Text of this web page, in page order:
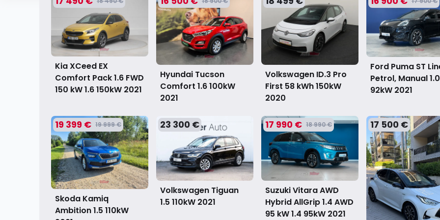
Kia XCeed EX
Comfort Pack 1.6 FWD
150 kW 1.6 150kW 2021
Hyundai Tucson
Comfort 1.6 100kW
2021
Volkswagen ID.3 Pro
First 58 kWh 150kW
2020
Ford Puma ST
Petrol, Manual 1.0
92kW 2021
19 399 € 19 999 €
Skoda Kamiq
Ambition 1.5 110kW
23 300 €
Volkswagen Tiguan
1.5 110kW 2021
17 990 € 18 990 €
Suzuki Vitara AWD
Hybrid AllGrip 1.4 AWD
95 kW 1.4 95kW 2021
17 500 €